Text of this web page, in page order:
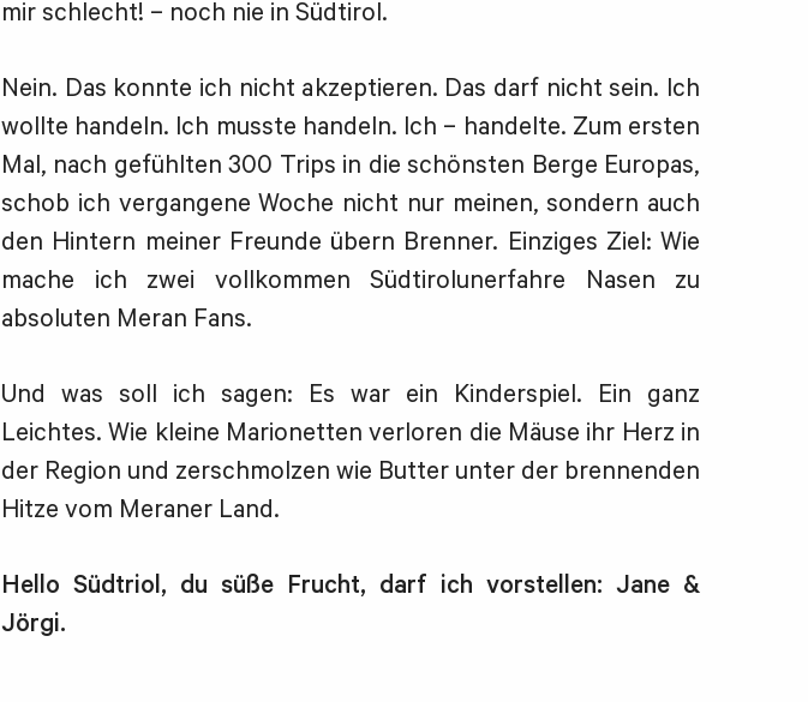
mir schlecht! – noch nie in Südtirol.
Nein. Das konnte ich nicht akzeptieren. Das darf nicht sein. Ich
wollte handeln. Ich musste handeln. Ich – handelte. Zum ersten
Mal, nach gefühlten 300 Trips in die schönsten Berge Europas,
schob ich vergangene Woche nicht nur meinen, sondern auch
den Hintern meiner Freunde übern Brenner. Einziges Ziel: Wie
mache ich zwei vollkommen Südtirolunerfahre Nasen zu
absoluten Meran Fans.
Und was soll ich sagen: Es war ein Kinderspiel. Ein ganz
Leichtes. Wie kleine Marionetten verloren die Mäuse ihr Herz in
der Region und zerschmolzen wie Butter unter der brennenden
Hitze vom Meraner Land.
Hello Südtriol, du süße Frucht, darf ich vorstellen: Jane &
Jörgi.